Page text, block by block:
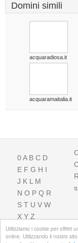
Utilizziamo i cookie per offrirti
online. Utilizzando il nostro
Domini simili
acquaradiosa.it
acquaramaitalia.it
0A B C D
E F G H I
J K L M
N O P Q R
S T U V W
X Y Z